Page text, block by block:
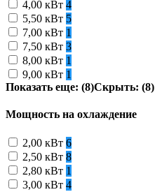
4,00 кВт 4
5,50 кВт 5
7,00 кВт 1
7,50 кВт 3
8,00 кВт 1
9,00 кВт 1
Показать еще: (8)Скрыть: (8)
Мощность на охлаждение
2,00 кВт 6
2,50 кВт 8
2,80 кВт 1
3,00 кВт 4